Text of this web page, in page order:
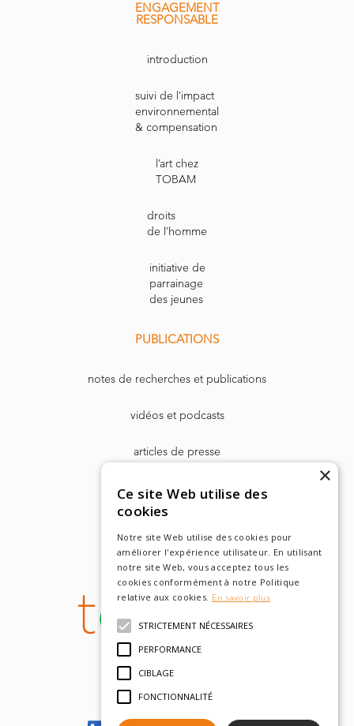
ENGAGEMENT
RESPONSABLE
introduction
suivi de l’impact
environnemental
& compensation
l’art chez
TOBAM
droits
de l’homme
initiative de
parrainage
des jeunes
PUBLICATIONS
notes de recherches et publications
vidéos et podcasts
articles de presse
Dr. Harry Markowitz
×
Ce site Web utilise des
cookies
Notre site Web utilise des cookies pour
améliorer l'expérience utilisateur. En utilisant
notre site Web, vous acceptez tous les
cookies conformément à notre Politique
relative aux cookies. En savoir plus
STRICTEMENT NÉCESSAIRES
PERFORMANCE
CIBLAGE
FONCTIONNALITÉ